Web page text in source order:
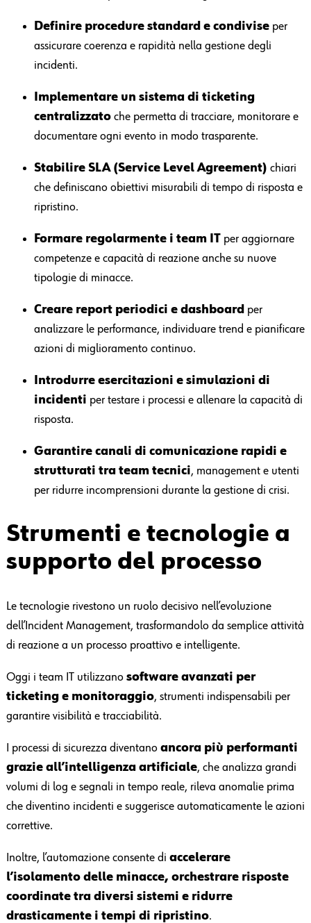
Definire procedure standard e condiviseper
assicurare coerenza e rapidità nella gestione degli
incidenti.
Implementare un sistema di ticketing
centralizzatoche permetta di tracciare, monitorare e
documentare ogni evento in modo trasparente.
Stabilire SLA (Service Level Agreement) chiari
che definiscano obiettivi misurabili di tempo di risposta e
ripristino.
Formare regolarmente i team ITper aggiornare
competenze e capacità di reazione anche su nuove
tipologie di minacce.
Creare report periodici e dashboard per
analizzare le performance, individuare trend e pianificare
azioni di miglioramento continuo.
Introdurre esercitazioni e simulazioni di
incidenti per testare i processi e allenare la capacità di
risposta.
Garantire canali di comunicazione rapidi e
strutturati tra team tecnici, management e utenti
per ridurre incomprensioni durante la gestione di crisi.
Strumenti e tecnologie a
supporto del processo
Le tecnologie rivestono un ruolo decisivo nell’evoluzione
dell’Incident Management, trasformandolo da semplice attività
di reazione a un processo proattivo e intelligente.
Oggi i team IT utilizzano software avanzati per
ticketing e monitoraggio, strumenti indispensabili per
garantire visibilità e tracciabilità.
I processi di sicurezza diventano ancora più performanti
grazie all’intelligenza artificiale, che analizza grandi
volumi di log e segnali in tempo reale, rileva anomalie prima
che diventino incidenti e suggerisce automaticamente le azioni
correttive.
Inoltre, l’automazione consente di accelerare
l’isolamento delle minacce, orchestrare risposte
coordinate tra diversi sistemi e ridurre
drasticamente i tempi di ripristino.